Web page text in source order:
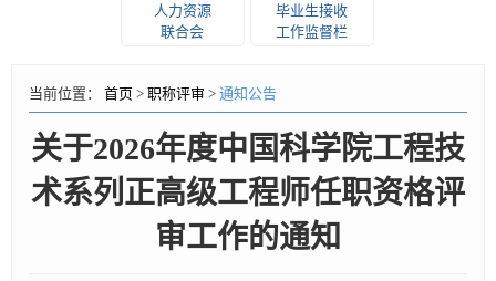
人力资源
联合会
毕业生接收
工作监督栏
当前位置： 首页 > 职称评审 > 通知公告
关于2026年度中国科学院工程技
术系列正高级工程师任职资格评
审工作的通知